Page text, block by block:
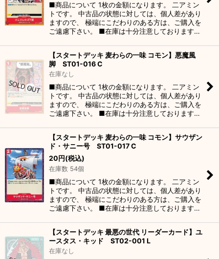
■商品について 1枚の金額になります。 二アミン
トです。 中古品の状態に対しては、個人差があり
ますので、 極端にこだわりのある方は、ご購入を
ご遠慮下さい。 ■在庫は十分注意しております…
【スタートデッキ 麦わらの一味 コモン】悪魔風
脚 ST01-016 C
在庫なし
■商品について 1枚の金額になります。 二アミン
トです。 中古品の状態に対しては、個人差があり
ますので、 極端にこだわりのある方は、ご購入を
ご遠慮下さい。 ■在庫は十分注意しております…
【スタートデッキ 麦わらの一味 コモン】サウザン
ド・サニー号 ST01-017 C
20円(税込)
在庫数 54個
■商品について 1枚の金額になります。 二アミン
トです。 中古品の状態に対しては、個人差があり
ますので、 極端にこだわりのある方は、ご購入を
ご遠慮下さい。 ■在庫は十分注意しております…
【スタートデッキ 最悪の世代 リーダーカード】ユ
ースタス・キッド ST02-001 L
在庫なし